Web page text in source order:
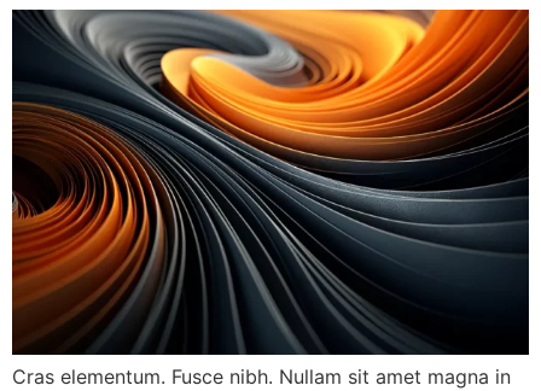
Cras elementum. Fusce nibh. Nullam sit amet magna in